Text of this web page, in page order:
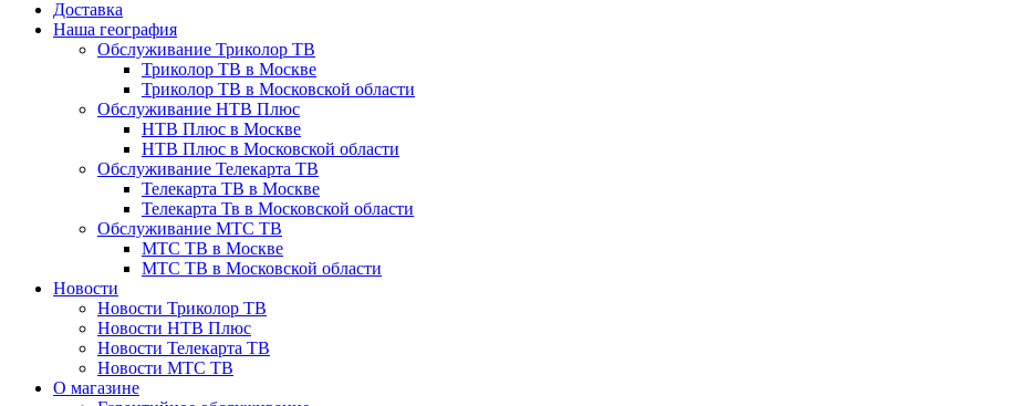
Доставка
Наша география
Обслуживание Триколор ТВ
Триколор ТВ в Москве
Триколор ТВ в Московской области
Обслуживание НТВ Плюс
НТВ Плюс в Москве
НТВ Плюс в Московской области
Обслуживание Телекарта ТВ
Телекарта ТВ в Москве
Телекарта Тв в Московской области
Обслуживание МТС ТВ
МТС ТВ в Москве
МТС ТВ в Московской области
Новости
Новости Триколор ТВ
Новости НТВ Плюс
Новости Телекарта ТВ
Новости МТС ТВ
О магазине